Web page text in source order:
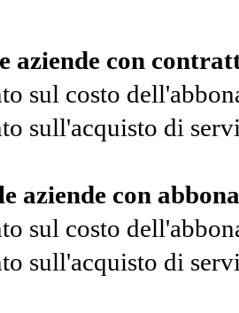
aziende con
sul costo
sull'acquisto di
aziende con
sul costo
sull'acquisto di